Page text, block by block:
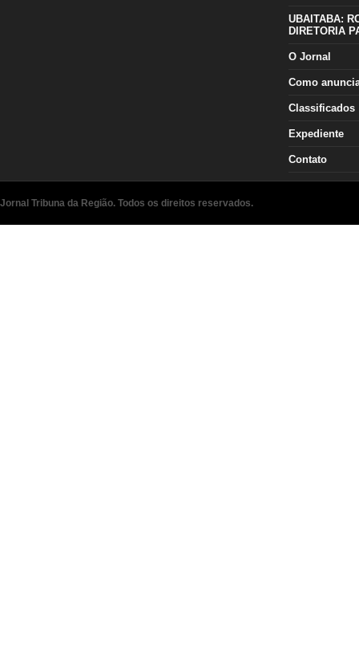
UBAITABA:
DIRETORIA
O Jornal
Como
Classificados
Expediente
Contato
Jornal Tribuna da Região. Todos os direitos reservados.